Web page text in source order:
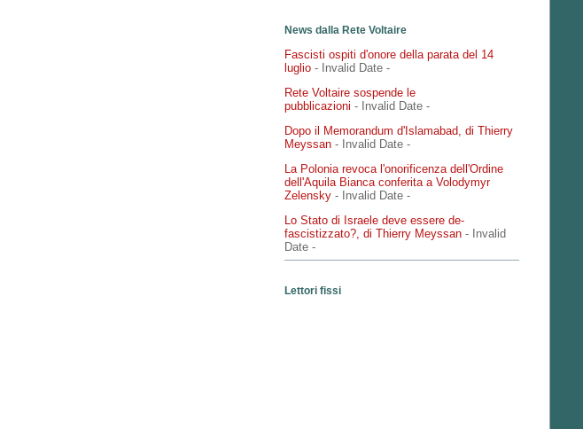
News dalla Rete Voltaire
Fascisti ospiti d'onore della parata del 14
luglio - Invalid Date -
Rete Voltaire sospende le
pubblicazioni - Invalid Date -
Dopo il Memorandum d'Islamabad, di Thierry
Meyssan - Invalid Date -
La Polonia revoca l'onorificenza dell'Ordine
dell'Aquila Bianca conferita a Volodymyr
Zelensky - Invalid Date -
Lo Stato di Israele deve essere de-
fascistizzato?, di Thierry Meyssan - Invalid
Date -
Lettori fissi